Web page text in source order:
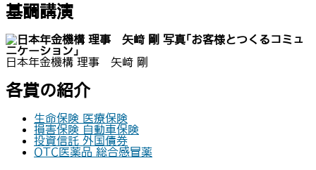
基調講演
｢お客様とつくるコミュ
ニケーション」
日本年金機構 理事 矢﨑 剛
各賞の紹介
生命保険 医療保険
損害保険 自動車保険
投資信託 外国債券
OTC医薬品 総合感冒薬